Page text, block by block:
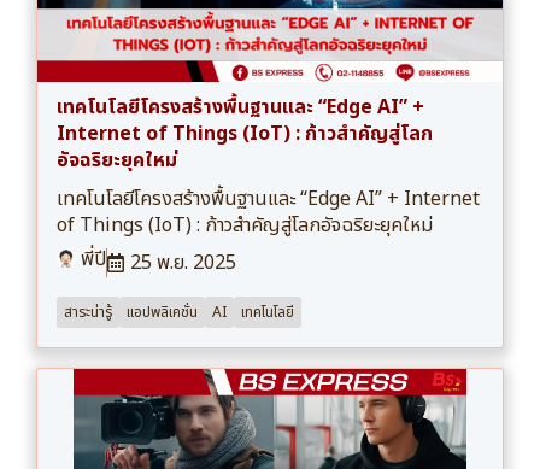
เทคโนโลยีโครงสร้างพื้นฐานและ “Edge AI” +
Internet of Things (IoT) : ก้าวสำคัญสู่โลก
อัจฉริยะยุคใหม่
เทคโนโลยีโครงสร้างพื้นฐานและ “Edge AI” + Internet
of Things (IoT) : ก้าวสำคัญสู่โลกอัจฉริยะยุคใหม่
พี่ปี
25 พ.ย. 2025
สาระน่ารู้ แอปพลิเคชั่น AI เทคโนโลยี